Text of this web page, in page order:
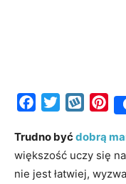
FacebookTwitterWykop
Trudno byćdobrą
większość uczy się
nie jest łatwiej,